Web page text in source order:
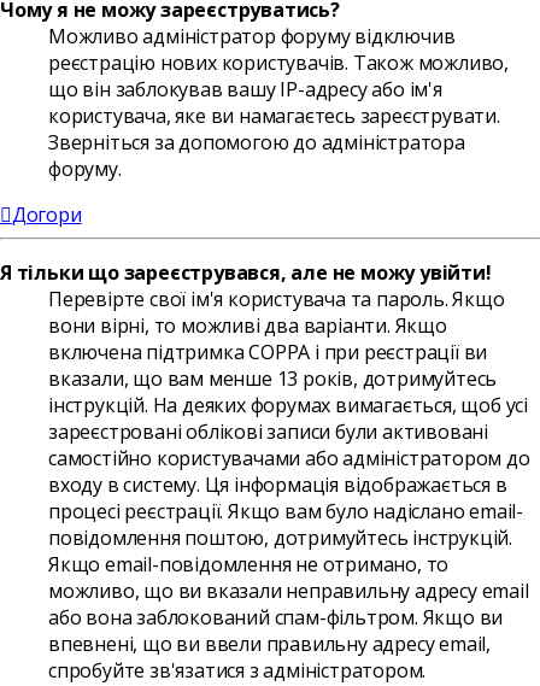
Чому я не можу зареєструватись?
Можливо адміністратор форуму відключив
реєстрацію нових користувачів. Також можливо,
що він заблокував вашу IP-адресу або ім'я
користувача, яке ви намагаєтесь зареєструвати.
Зверніться за допомогою до адміністратора
форуму.
Догори
Я тільки що зареєструвався, але не можу увійти!
Перевірте свої ім'я користувача та пароль. Якщо
вони вірні, то можливі два варіанти. Якщо
включена підтримка COPPA і при реєстрації ви
вказали, що вам менше 13 років, дотримуйтесь
інструкцій. На деяких форумах вимагається, щоб усі
зареєстровані облікові записи були активовані
самостійно користувачами або адміністратором до
входу в систему. Ця інформація відображається в
процесі реєстрації. Якщо вам було надіслано email-
повідомлення поштою, дотримуйтесь інструкцій.
Якщо email-повідомлення не отримано, то
можливо, що ви вказали неправильну адресу email
або вона заблокований спам-фільтром. Якщо ви
впевнені, що ви ввели правильну адресу email,
спробуйте зв'язатися з адміністратором.